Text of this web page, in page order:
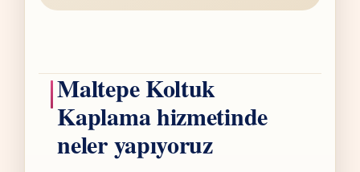
Maltepe Koltuk
Kaplama hizmetinde
neler yapıyoruz